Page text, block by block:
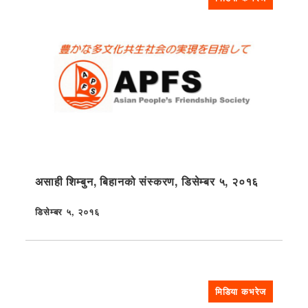
असाही शिम्बुन, बिहानको संस्करण, डिसेम्बर ५, २०१६
प्रकाशित
डिसेम्बर ५, २०१६
मिडिया कभरेज